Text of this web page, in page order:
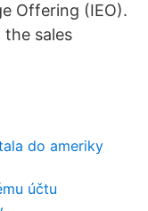
Offering (IEO).
sales
do ameriky
účtu